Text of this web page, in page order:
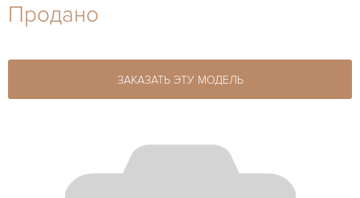
27-44
Продано
ЗАКАЗАТЬ ЭТУ МОДЕЛЬ